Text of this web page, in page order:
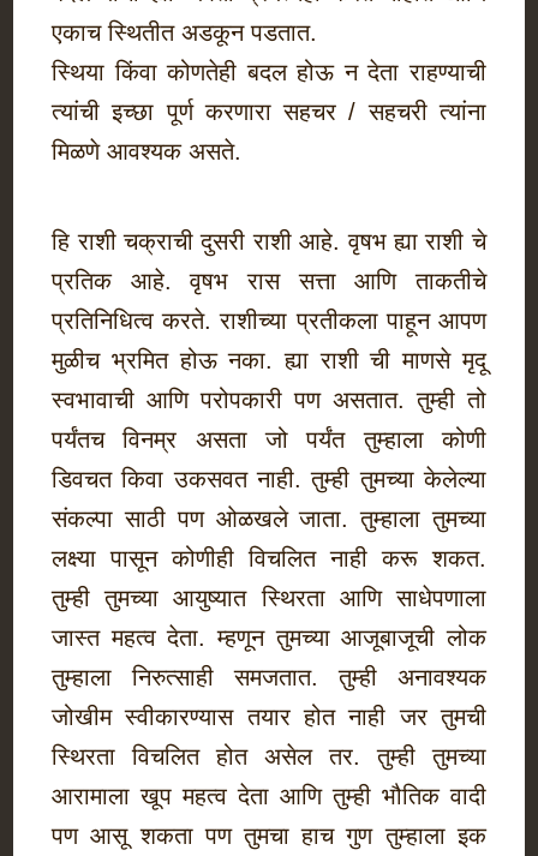
एकाच स्थितीत अडकून पडतात.
स्थिया किंवा कोणतेही बदल होऊ न देता राहण्याची
त्यांची इच्छा पूर्ण करणारा सहचर / सहचरी त्यांना
मिळणे आवश्यक असते.
हि राशी चक्राची दुसरी राशी आहे. वृषभ ह्या राशी चे
प्रतिक आहे. वृषभ रास सत्ता आणि ताकतीचे
प्रतिनिधित्व करते. राशीच्या प्रतीकला पाहून आपण
मुळीच भ्रमित होऊ नका. ह्या राशी ची माणसे मृदू
स्वभावाची आणि परोपकारी पण असतात. तुम्ही तो
पर्यंतच विनम्र असता जो पर्यंत तुम्हाला कोणी
डिवचत किवा उकसवत नाही. तुम्ही तुमच्या केलेल्या
संकल्पा साठी पण ओळखले जाता. तुम्हाला तुमच्या
लक्ष्या पासून कोणीही विचलित नाही करू शकत.
तुम्ही तुमच्या आयुष्यात स्थिरता आणि साधेपणाला
जास्त महत्व देता. म्हणून तुमच्या आजूबाजूची लोक
तुम्हाला निरुत्साही समजतात. तुम्ही अनावश्यक
जोखीम स्वीकारण्यास तयार होत नाही जर तुमची
स्थिरता विचलित होत असेल तर. तुम्ही तुमच्या
आरामाला खूप महत्व देता आणि तुम्ही भौतिक वादी
पण आसू शकता पण तुमचा हाच गुण तुम्हाला इक